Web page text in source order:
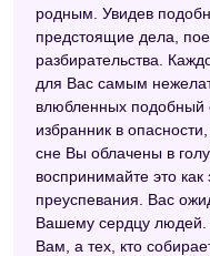
родным. Увидев
предстоящие дела,
разбирательства.
для Вас самым
влюбленных подобный
избранник в
сне Вы облачены в
воспринимайте это
преуспевания. Вас
Вашему сердцу
Вам, а тех, кто